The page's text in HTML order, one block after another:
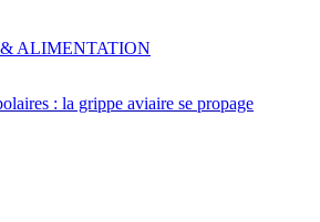
: la grippe aviaire se propage
ALIMENTATION